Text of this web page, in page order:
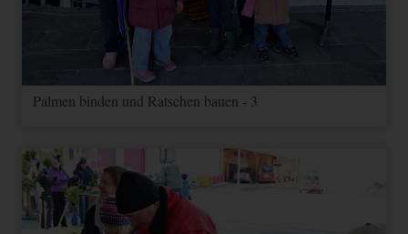
Palmen binden und Ratschen bauen - 3